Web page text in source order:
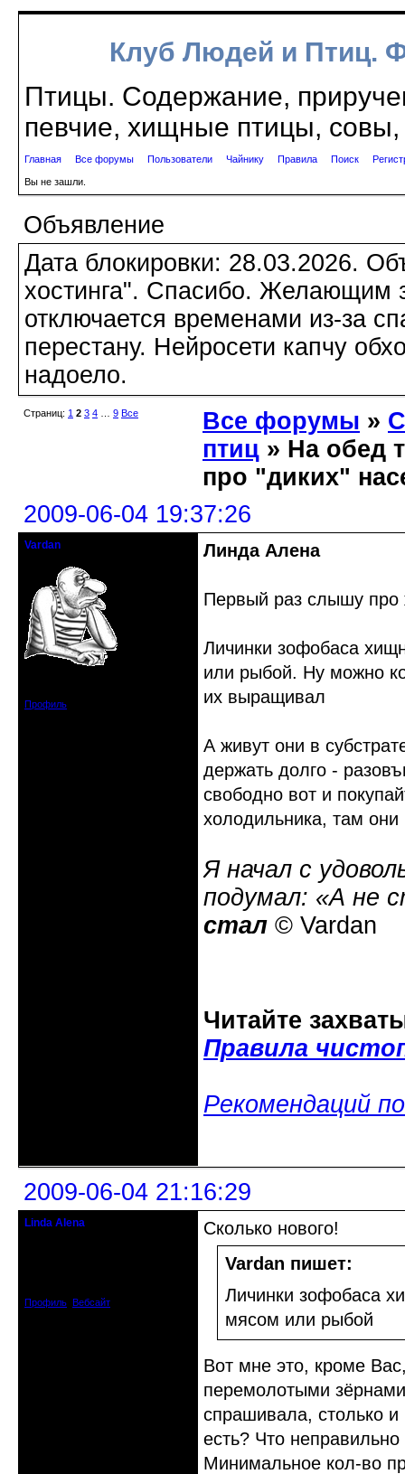
Клуб Людей и Птиц.
Птицы. Содержание,
певчие, хищные птицы, совы,
Главная Все форумы Пользователи Чайнику Правила Поиск
Вы не зашли.
Объявление
Дата блокировки: 28.03.2026.
хостинга". Спасибо. Желающим
отключается временами из-за
перестану. Нейросети капчу
надоело.
Страниц: 1 2 3 4 9 Все Все форумы »
птиц » На обед
про "диких"
2009-06-04 19:37:26
Vardan
Профиль
Линда Алена
Первый раз слышу про
Личинки зофобаса
или рыбой. Ну можно
их выращивал
А живут они в
держать долго -
свободно вот и
холодильника, там они
Я начал с
подумал: «А не
стал © Vardan
Читайте
Правила
Рекомендаций
2009-06-04 21:16:29
Linda Alena
Профиль Вебсайт
Сколько нового!
Vardan пишет:
Личинки зофобаса
мясом или рыбой
Вот мне это, кроме
перемолотыми
спрашивала, столько
есть? Что
Минимальное кол-во